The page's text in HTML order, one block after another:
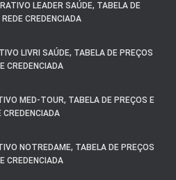
LEADER SAÚDE, TABELA DE
REDE CREDENCIADA
LIVRI SAÚDE, TABELA DE PREÇOS
CREDENCIADA
MED-TOUR, TABELA DE PREÇOS E
CREDENCIADA
NOTREDAME, TABELA DE PREÇOS
CREDENCIADA